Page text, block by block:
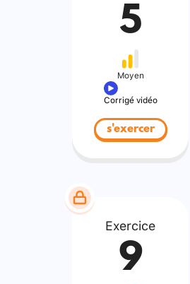
5
Moyen
Corrigé vidéo
s'exercer
Exercice
9